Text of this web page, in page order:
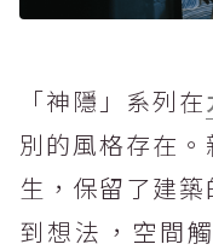
「神隱」系列在
別的風格存在
生，保留了建
到想法，空間